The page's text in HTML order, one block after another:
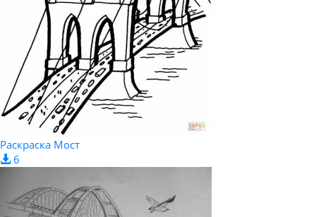
Раскраска Мост
6